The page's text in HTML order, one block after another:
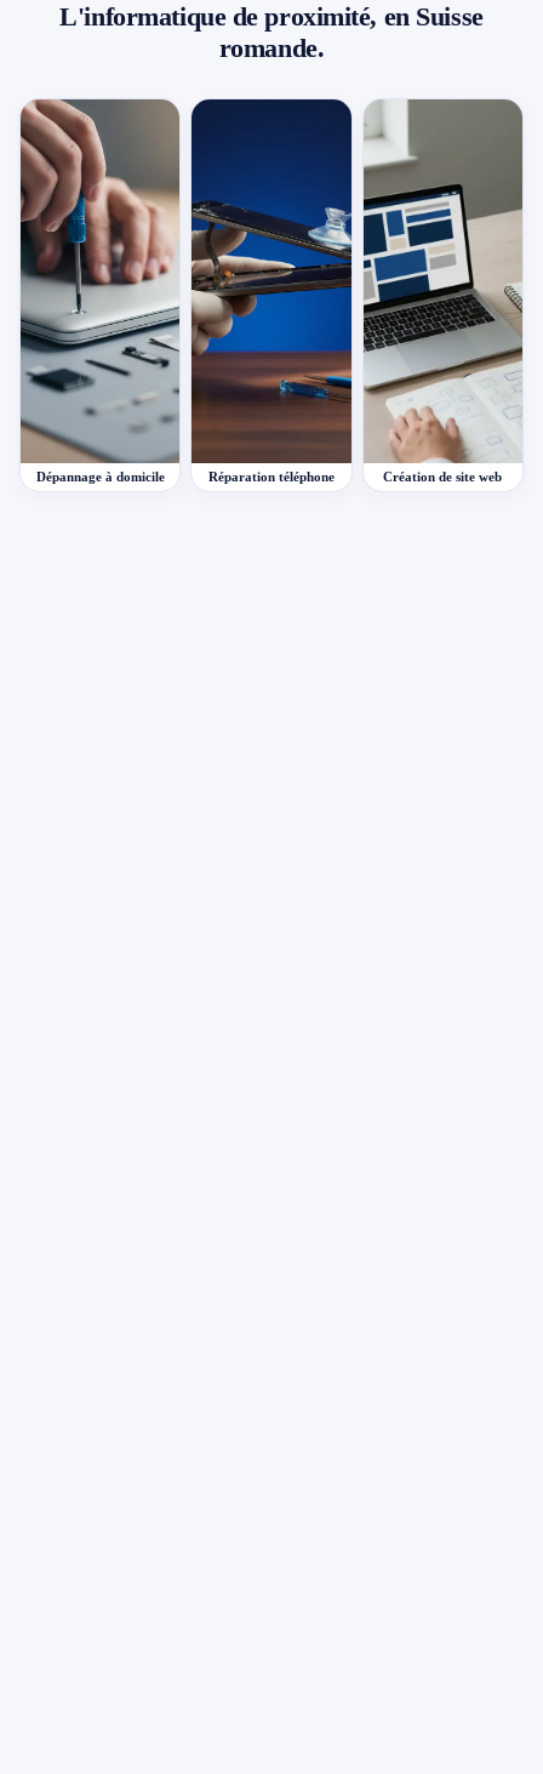
L'informatique de proximité, en Suisse
romande.
Dépannage à domicile Réparation téléphone Création de site web